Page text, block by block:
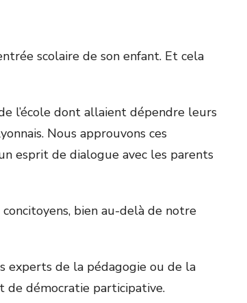
scolaire de son enfant. Et cela
l’école dont allaient dépendre leurs
Nous approuvons ces
esprit de dialogue avec les parents
bien au-delà de notre
experts de la pédagogie ou de la
de démocratie participative.